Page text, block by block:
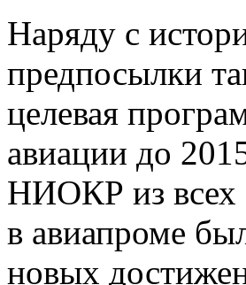
Наряду с
предпосылки
целевая
авиации до
НИОКР из всех
в авиапроме
новых